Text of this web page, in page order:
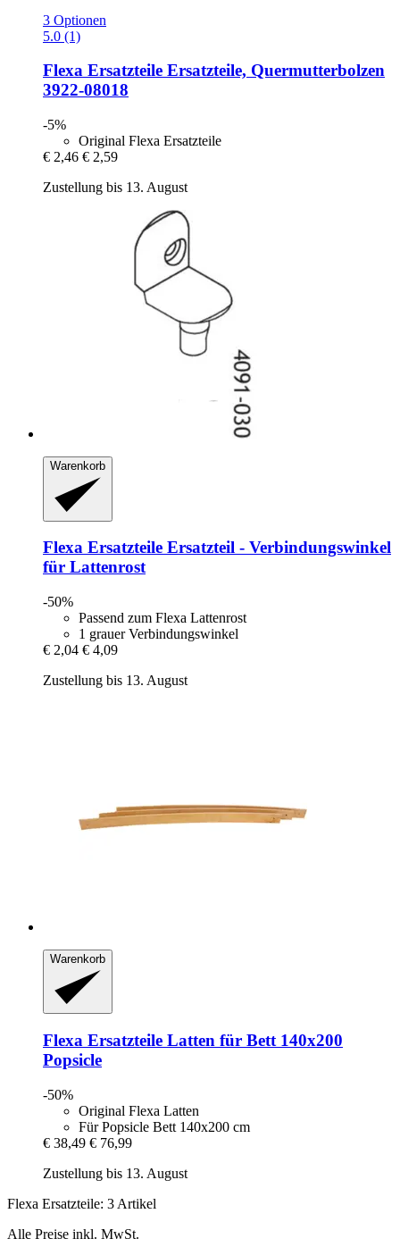
3 Optionen
5.0 (1)
Flexa Ersatzteile Ersatzteile, Quermutterbolzen
3922-​08018
-5%
Original Flexa Ersatzteile
€ 2,46 € 2,59
Zustellung bis 13. August
Warenkorb
Flexa Ersatzteile Ersatzteil -​ Verbindungswinkel
für Lattenrost
-50%
Passend zum Flexa Lattenrost
1 grauer Verbindungswinkel
€ 2,04 € 4,09
Zustellung bis 13. August
Warenkorb
Flexa Ersatzteile Latten für Bett 140x200
Popsicle
-50%
Original Flexa Latten
Für Popsicle Bett 140x200 cm
€ 38,49 € 76,99
Zustellung bis 13. August
Flexa Ersatzteile: 3 Artikel
Alle Preise inkl. MwSt.